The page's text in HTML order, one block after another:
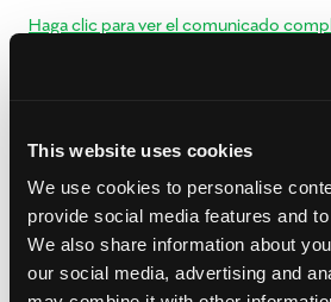
This website uses cookies
We use cookies to personalise
provide social media features and
We also share information about
our social media, advertising and
Haga clic para ver el comunicado
agricultura respaldado por evaluaciones
congelados tanto nacionales como
la junta, que el mango pase de ser una
necesidad diaria en todos los hogares
diseñada para generar conciencia y
mercado de los EE. UU. Una taza de la